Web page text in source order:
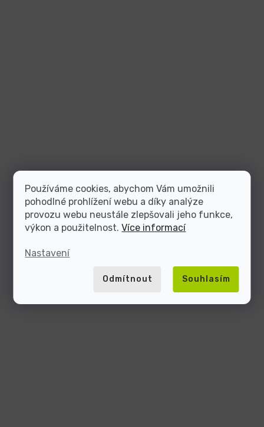
Používáme cookies, abychom Vám umožnili
pohodlné prohlížení webu a díky analýze
provozu webu neustále zlepšovali jeho funkce,
výkon a použitelnost.Více informací
Nastavení
Odmítnout Souhlasím